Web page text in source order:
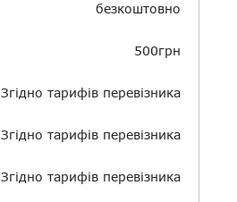
безкоштовно
500грн
Згідно тарифів перевізника
Згідно тарифів перевізника
Згідно тарифів перевізника